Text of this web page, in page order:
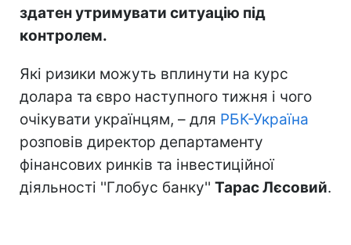
здатен утримувати ситуацію під
контролем.
Які ризики можуть вплинути на курс
долара та євро наступного тижня і чого
очікувати українцям, – для РБК-Україна
розповів директор департаменту
фінансових ринків та інвестиційної
діяльності ''Глобус банку'' Тарас Лєсовий.